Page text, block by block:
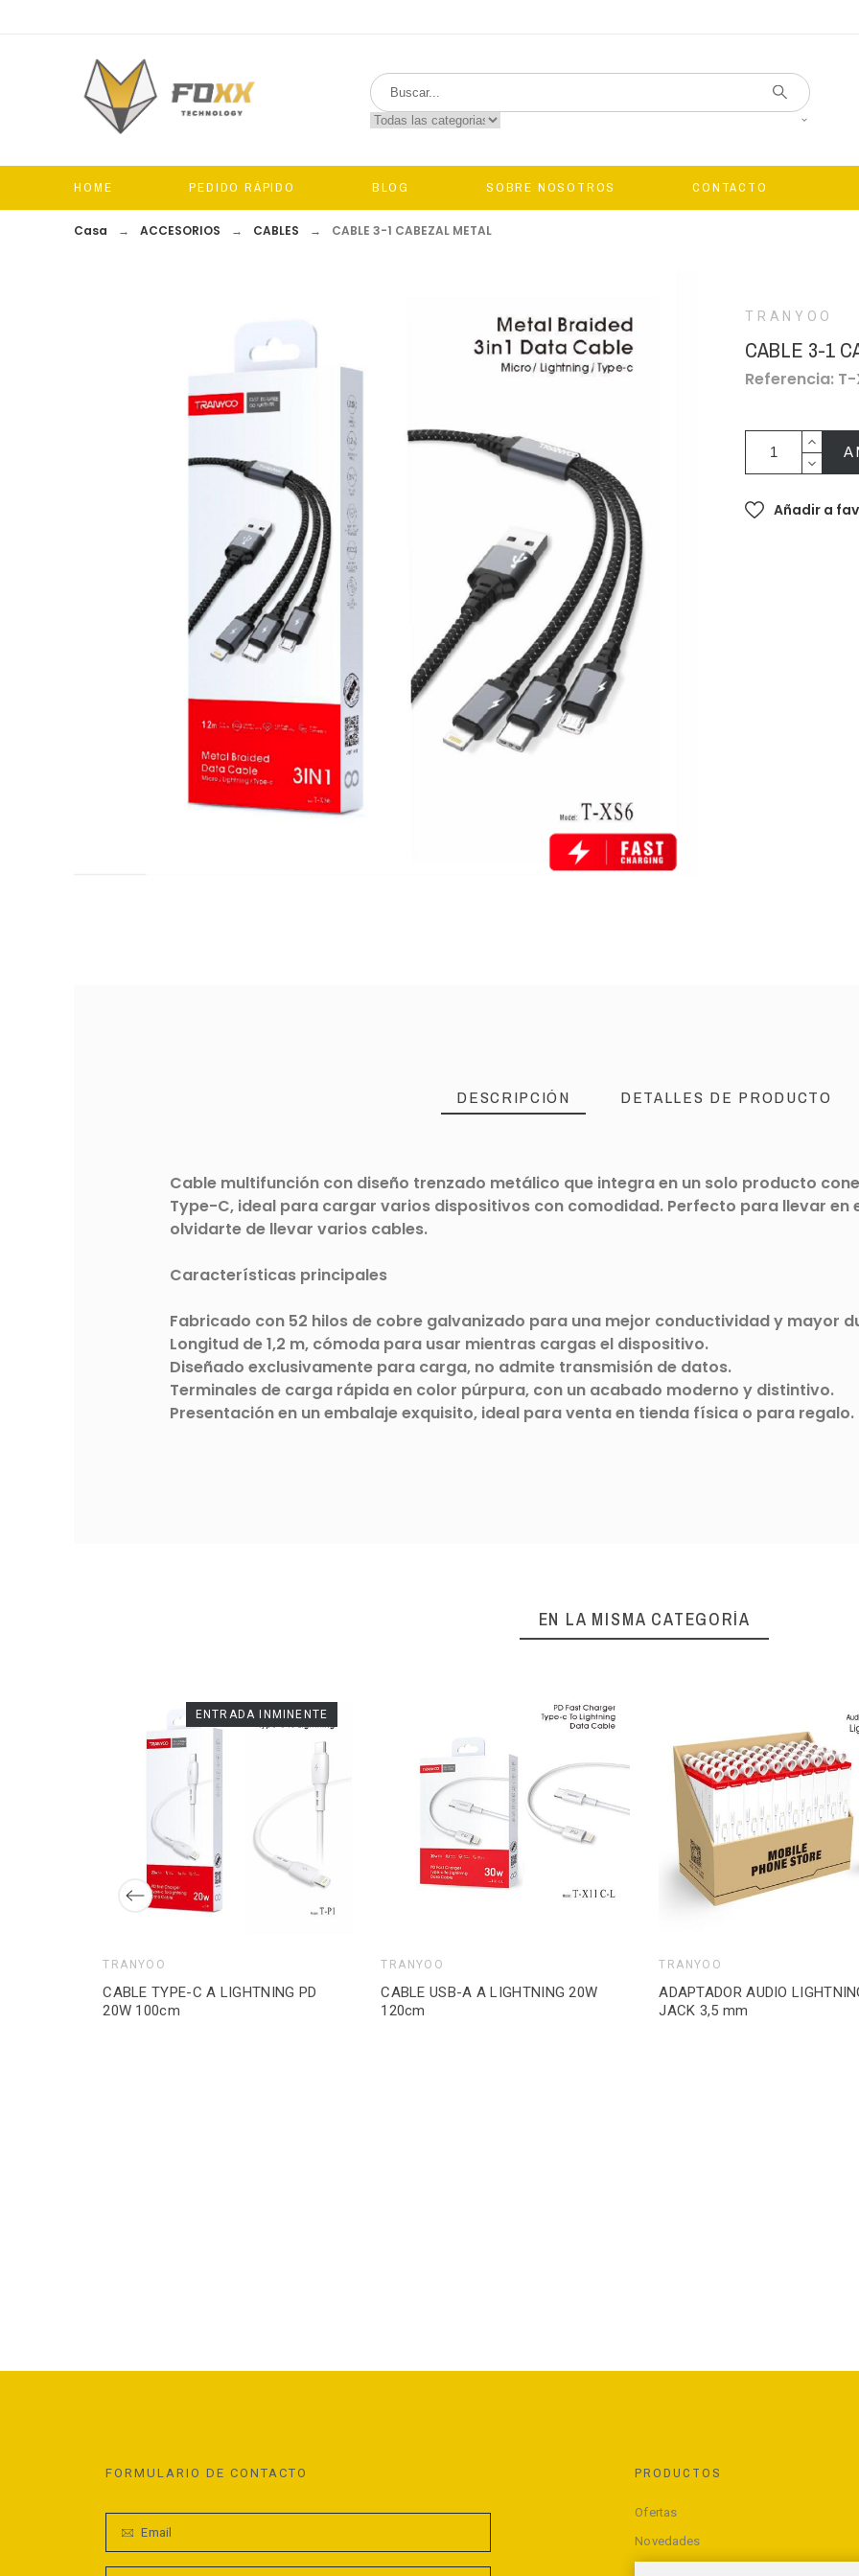
HOME PEDIDO RÁPIDO BLOG SOBRE NOSOTROS CONTACTO
Casa ACCESORIOS CABLES CABLE 3-1 CABEZAL METAL
TRANYOO
CABLE 3-1
Referencia: T-
Añadir a
DESCRIPCIÓN DETALLES DE PRODUCTO
Cable multifunción con diseño trenzado metálico que integra en un solo producto
Type-C, ideal para cargar varios dispositivos con comodidad. Perfecto para llevar en
olvidarte de llevar varios cables.
Características principales
Fabricado con 52 hilos de cobre galvanizado para una mejor conductividad y mayor
Longitud de 1,2 m, cómoda para usar mientras cargas el dispositivo.
Diseñado exclusivamente para carga, no admite transmisión de datos.
Terminales de carga rápida en color púrpura, con un acabado moderno y distintivo.
Presentación en un embalaje exquisito, ideal para venta en tienda física o para regalo.
EN LA MISMA CATEGORÍA
TRANYOO
CABLE TYPE-C A LIGHTNING PD
20W 100cm
ENTRADA INMINENTE
TRANYOO
CABLE USB-A A LIGHTNING 20W
120cm
TRANYOO
ADAPTADOR AUDIO
JACK 3,5 mm
FORMULARIO DE CONTACTO PRODUCTOS
Ofertas
Novedades